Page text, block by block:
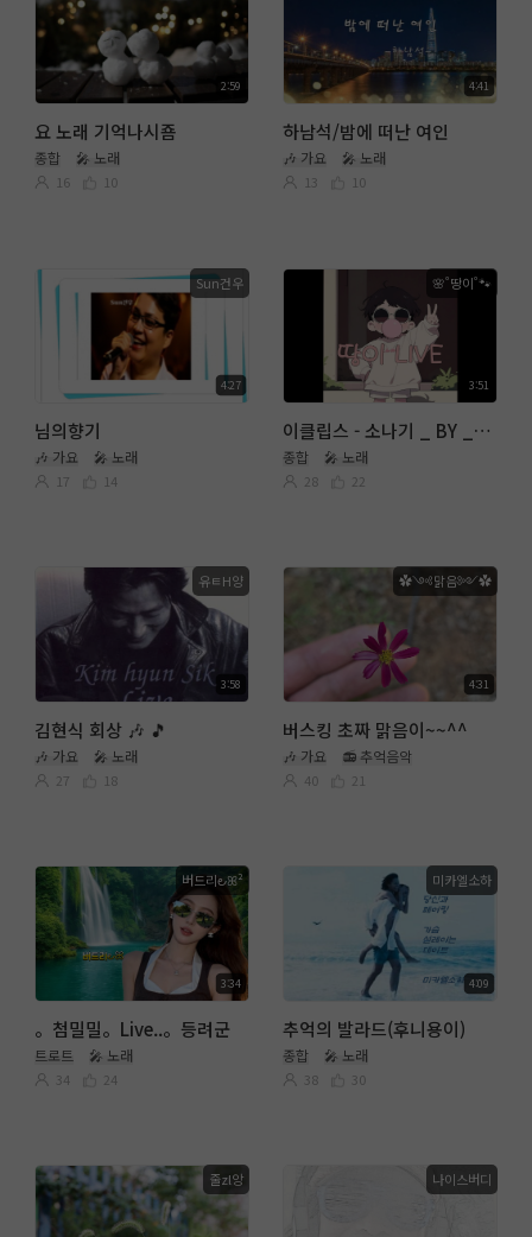
2:59
요 노래 기억나시죰
종합 🎤 노래
16 10
4:41
하남석/밤에 떠난 여인
🎶 가요 🎤 노래
13 10
4:27
Sun건우
님의향기
🎶 가요 🎤 노래
17 14
3:51
🌸˚땅이˚🐾
이클립스 - 소나기 _ BY _ 🌸˚땅이˚🐾
종합 🎤 노래
28 22
3:58
유ㅌH양
김현식 회상 🎶 🎵
🎶 가요 🎤 노래
27 18
4:31
✿༺맑음༻✿
버스킹 초짜 맑음이~~^^
🎶 가요 📻 추억음악
40 21
3:34
버드리౿ꕤ²
。첨밀밀。Live..。등려군
트로트 🎤 노래
34 24
4:09
미카엘소하
추억의 발라드(후니용이)
종합 🎤 노래
38 30
줄zl앙 나이스버디